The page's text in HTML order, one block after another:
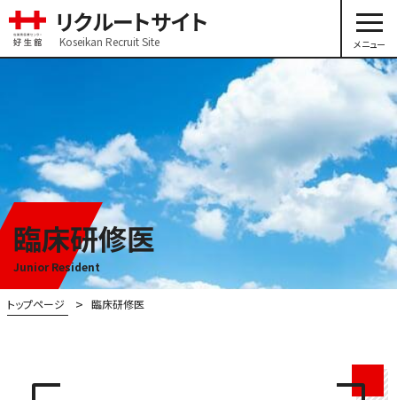
リクルートサイト
Koseikan Recruit Site メニュー
臨床研修医
Junior Resident
トップページ 臨床研修医